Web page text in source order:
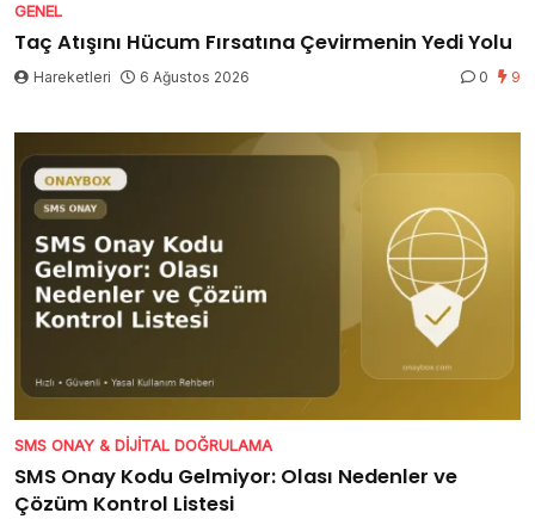
GENEL
Taç Atışını Hücum Fırsatına Çevirmenin Yedi Yolu
Hareketleri 6 Ağustos 2026 0 9
SMS ONAY & DIJITAL DOĞRULAMA
SMS Onay Kodu Gelmiyor: Olası Nedenler ve
Çözüm Kontrol Listesi